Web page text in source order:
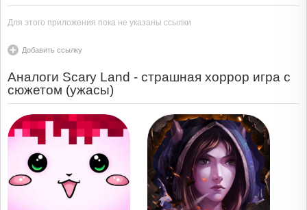
Для этого приложения пока не указаны ссылки
Добавить ссылку
Аналоги Scary Land - страшная хоррор игра с
сюжетом (ужасы)